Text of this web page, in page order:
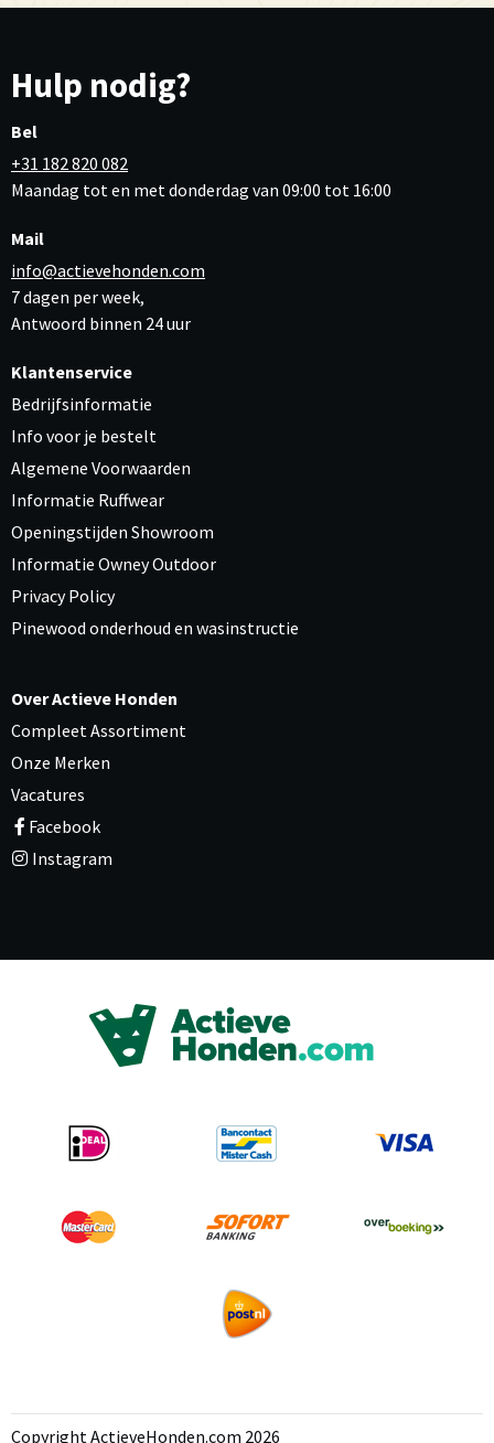
Hulp nodig?
Bel
+31 182 820 082
Maandag tot en met donderdag van 09:00 tot 16:00
Mail
info@actievehonden.com
7 dagen per week,
Antwoord binnen 24 uur
Klantenservice
Bedrijfsinformatie
Info voor je bestelt
Algemene Voorwaarden
Informatie Ruffwear
Openingstijden Showroom
Informatie Owney Outdoor
Privacy Policy
Pinewood onderhoud en wasinstructie
Over Actieve Honden
Compleet Assortiment
Onze Merken
Vacatures
Facebook
Instagram
Copyright ActieveHonden.com 2026